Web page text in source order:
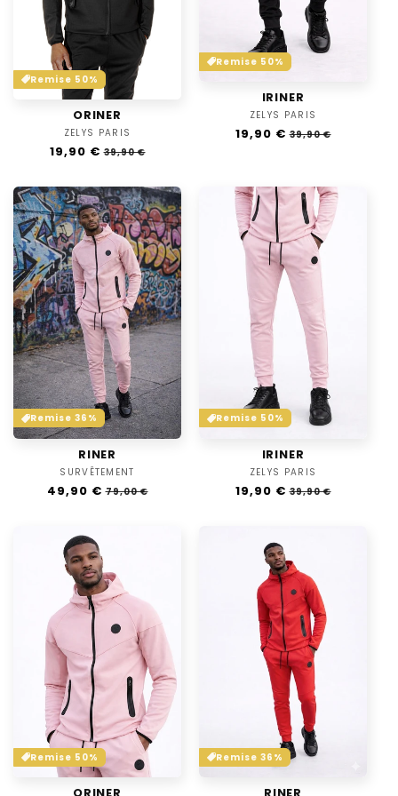
Remise 50%
ORINER
Distributeur :
ZELYS PARIS
Prix
19,90 € Prix
39,90 €
Remise 50%
IRINER
Distributeur :
ZELYS PARIS
Prix
19,90 € Prix
39,90 €
Remise 36%
RINER
Distributeur :
SURVÊTEMENT
Prix
49,90 € Prix
79,00 €
Remise 50%
IRINER
Distributeur :
ZELYS PARIS
Prix
19,90 € Prix
39,90 €
Remise 50% Remise 36%